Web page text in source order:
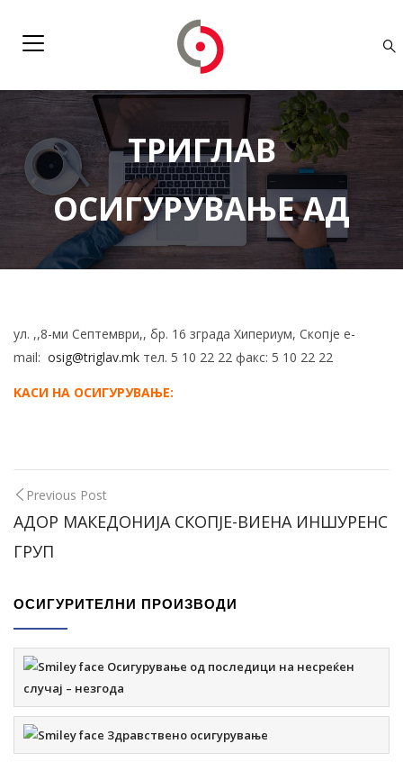
ТРИГЛАВ
ОСИГУРУВАЊЕ АД
ул. ,,8-ми Септември,, бр. 16 зграда Хипериум, Скопје e-
mail: osig@triglav.mk тел. 5 10 22 22 факс: 5 10 22 22
KАСИ НА ОСИГУРУВАЊЕ:
Previous Post
АДОР МАКЕДОНИЈА СКОПЈЕ-ВИЕНА ИНШУРЕНС
ГРУП
ОСИГУРИТЕЛНИ ПРОИЗВОДИ
Осигурување од последици на несреќен
случај – незгода
Здравствено осигурување